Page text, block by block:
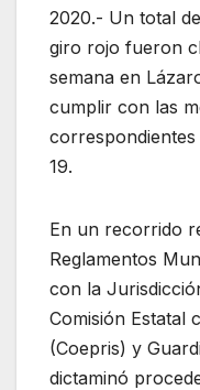
2020.- Un total
giro rojo fueron
semana en
cumplir con las
19.
En un recorrido
Reglamentos
con la
Comisión Estatal
(Coepris) y
dictaminó